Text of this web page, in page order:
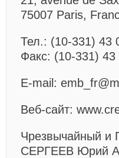
75007 Paris,
Тел.: (10-331) 43
Факс: (10-331) 43
E-mail:
Веб-сайт:
Чрезвычайный и
СЕРГЕЕВ Юрий